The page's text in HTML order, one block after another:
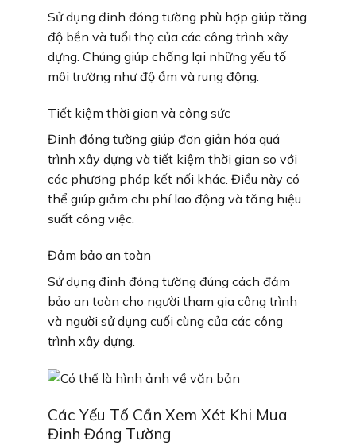
Sử dụng đinh đóng tường phù hợp giúp tăng
độ bền và tuổi thọ của các công trình xây
dựng. Chúng giúp chống lại những yếu tố
môi trường như độ ẩm và rung động.
Tiết kiệm thời gian và công sức
Đinh đóng tường giúp đơn giản hóa quá
trình xây dựng và tiết kiệm thời gian so với
các phương pháp kết nối khác. Điều này có
thể giúp giảm chi phí lao động và tăng hiệu
suất công việc.
Đảm bảo an toàn
Sử dụng đinh đóng tường đúng cách đảm
bảo an toàn cho người tham gia công trình
và người sử dụng cuối cùng của các công
trình xây dựng.
Các Yếu Tố Cần Xem Xét Khi Mua
Đinh Đóng Tường